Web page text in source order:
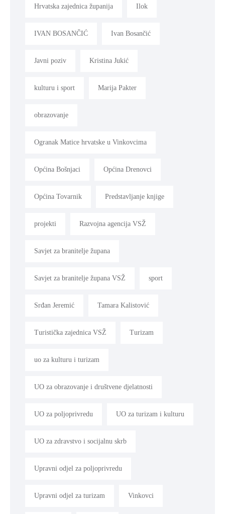
Hrvatska zajednica županija Ilok
IVAN BOSANČIĆ Ivan Bosančić
Javni poziv Kristina Jukić
kulturu i sport Marija Pakter
obrazovanje
Ogranak Matice hrvatske u Vinkovcima
Općina Bošnjaci Općina Drenovci
Općina Tovarnik Predstavljanje knjige
projekti Razvojna agencija VSŽ
Savjet za branitelje župana
Savjet za branitelje župana VSŽ sport
Srđan Jeremić Tamara Kalistović
Turistička zajednica VSŽ Turizam
uo za kulturu i turizam
UO za obrazovanje i društvene djelatnosti
UO za poljoprivredu UO za turizam i kulturu
UO za zdravstvo i socijalnu skrb
Upravni odjel za poljoprivredu
Upravni odjel za turizam Vinkovci